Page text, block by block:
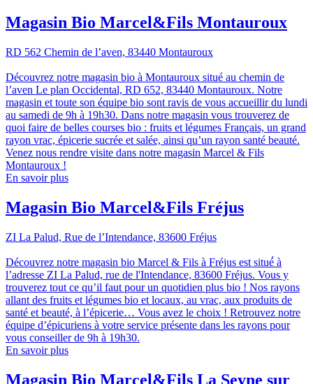
Magasin Bio Marcel&Fils Montauroux
RD 562 Chemin de l’aven, 83440 Montauroux
Découvrez notre magasin bio à Montauroux situé au chemin de
l’aven Le plan Occidental, RD 652, 83440 Montauroux. Notre
magasin et toute son équipe bio sont ravis de vous accueillir du lundi
au samedi de 9h à 19h30. Dans notre magasin vous trouverez de
quoi faire de belles courses bio : fruits et légumes Français, un grand
rayon vrac, épicerie sucrée et salée, ainsi qu’un rayon santé beauté.
Venez nous rendre visite dans notre magasin Marcel & Fils
Montauroux !
En savoir plus
Magasin Bio Marcel&Fils Fréjus
ZI La Palud, Rue de l’Intendance, 83600 Fréjus
Découvrez notre magasin bio Marcel & Fils à Fréjus est situé́ à
l’adresse ZI La Palud, rue de l'Intendance, 83600 Fréjus. Vous y
trouverez tout ce qu’il faut pour un quotidien plus bio ! Nos rayons
allant des fruits et légumes bio et locaux, au vrac, aux produits de
santé et beauté, à l’épicerie… Vous avez le choix ! Retrouvez notre
équipe d’épicuriens à votre service présente dans les rayons pour
vous conseiller de 9h à 19h30.
En savoir plus
Magasin Bio Marcel&Fils La Seyne sur